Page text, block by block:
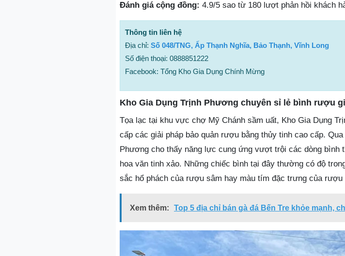
Đánh giá cộng đồng: 4.9/5 sao từ 180 lượt phản hồi khách
Thông tin liên hệ
Địa chỉ: Số 048/TNG, Ấp Thạnh Nghĩa, Bảo Thạnh, Vĩnh Long
Số điện thoại: 0888851222
Facebook: Tổng Kho Gia Dụng Chính Mừng
Kho Gia Dụng Trịnh Phương chuyên sỉ lẻ bình rượu
Tọa lạc tại khu vực chợ Mỹ Chánh sầm uất, Kho Gia Dụng
cấp các giải pháp bảo quản rượu bằng thủy tinh cao cấp.
Phương cho thấy năng lực cung ứng vượt trội các dòng bình
hoa văn tinh xảo. Những chiếc bình tại đây thường có độ
sắc hổ phách của rượu sâm hay màu tím đặc trưng của rượu
Xem thêm: Top 5 địa chỉ bán gà đá Bến Tre khỏe mạnh,